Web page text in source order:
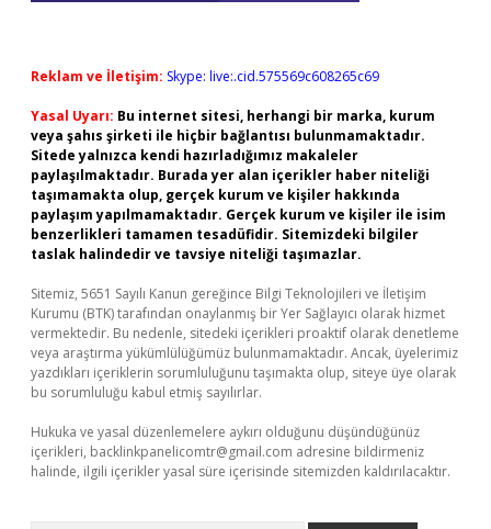
Reklam ve İletişim: Skype: live:.cid.575569c608265c69
Yasal Uyarı: Bu internet sitesi, herhangi bir marka, kurum
veya şahıs şirketi ile hiçbir bağlantısı bulunmamaktadır.
Sitede yalnızca kendi hazırladığımız makaleler
paylaşılmaktadır. Burada yer alan içerikler haber niteliği
taşımamakta olup, gerçek kurum ve kişiler hakkında
paylaşım yapılmamaktadır. Gerçek kurum ve kişiler ile isim
benzerlikleri tamamen tesadüfidir. Sitemizdeki bilgiler
taslak halindedir ve tavsiye niteliği taşımazlar.
Sitemiz, 5651 Sayılı Kanun gereğince Bilgi Teknolojileri ve İletişim
Kurumu (BTK) tarafından onaylanmış bir Yer Sağlayıcı olarak hizmet
vermektedir. Bu nedenle, sitedeki içerikleri proaktif olarak denetleme
veya araştırma yükümlülüğümüz bulunmamaktadır. Ancak, üyelerimiz
yazdıkları içeriklerin sorumluluğunu taşımakta olup, siteye üye olarak
bu sorumluluğu kabul etmiş sayılırlar.
Hukuka ve yasal düzenlemelere aykırı olduğunu düşündüğünüz
içerikleri, backlinkpanelicomtr@gmail.com adresine bildirmeniz
halinde, ilgili içerikler yasal süre içerisinde sitemizden kaldırılacaktır.